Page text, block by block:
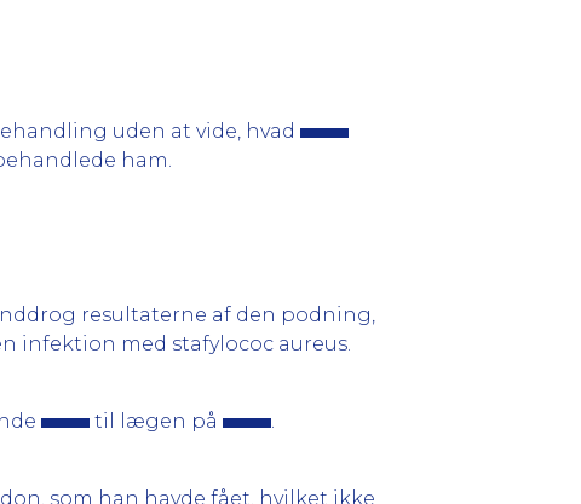
uden at vide, hvad
ham.
resultaterne af den podning,
infektion med stafylococ aureus.
til lægen på .
som han havde fået, hvilket ikke